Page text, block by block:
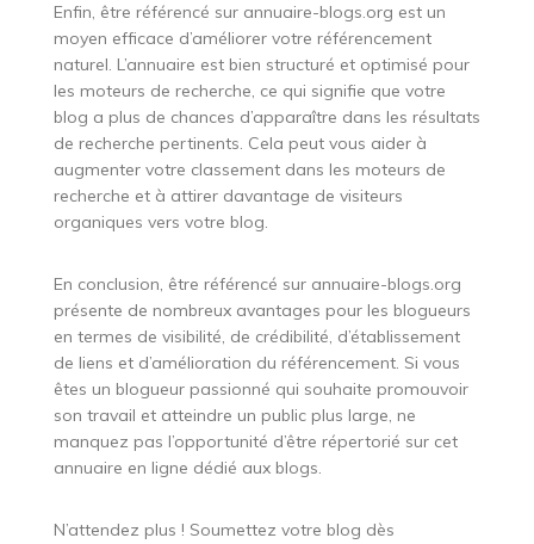
Enfin, être référencé sur annuaire-blogs.org est un
moyen efficace d’améliorer votre référencement
naturel. L’annuaire est bien structuré et optimisé pour
les moteurs de recherche, ce qui signifie que votre
blog a plus de chances d’apparaître dans les résultats
de recherche pertinents. Cela peut vous aider à
augmenter votre classement dans les moteurs de
recherche et à attirer davantage de visiteurs
organiques vers votre blog.
En conclusion, être référencé sur annuaire-blogs.org
présente de nombreux avantages pour les blogueurs
en termes de visibilité, de crédibilité, d’établissement
de liens et d’amélioration du référencement. Si vous
êtes un blogueur passionné qui souhaite promouvoir
son travail et atteindre un public plus large, ne
manquez pas l’opportunité d’être répertorié sur cet
annuaire en ligne dédié aux blogs.
N’attendez plus ! Soumettez votre blog dès